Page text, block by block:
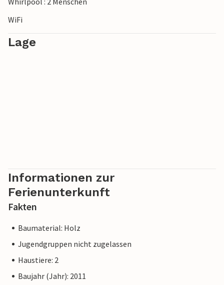
WiFi
Lage
Informationen zur
Ferienunterkunft
Fakten
Baumaterial: Holz
Jugendgruppen nicht zugelassen
Haustiere: 2
Baujahr (Jahr): 2011